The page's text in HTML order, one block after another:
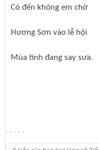
Có đến không em chờ
Hương Sơn vào lễ hội
Mùa tình đang say sưa.